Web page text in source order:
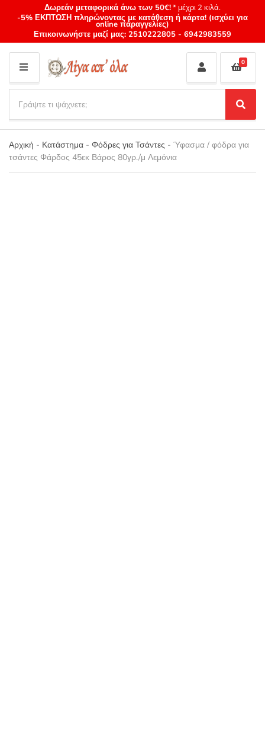
Δωρεάν μεταφορικά άνω των 50€!* μέχρι 2 κιλά.
-5% ΕΚΠΤΩΣΗ πληρώνοντας με κατάθεση ή κάρτα! (ισχύει για
online παραγγελίες)
Επικοινωνήστε μαζί μας: 2510222805 - 6942983559
M
E
N
U
Category
name
a
r
c
h
p
S
e
a
r
0
Αρχική - Κατάστημα - Φόδρες για Τσάντες - Ύφασμα / φόδρα για
τσάντες Φάρδος 45εκ Βάρος 80γρ./μ Λεμόνια